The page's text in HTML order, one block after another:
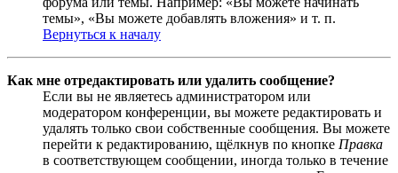
темы», «Вы можете добавлять вложения» и т. п.
Вернуться к началу
Как мне отредактировать или удалить сообщение?
Если вы не являетесь администратором или
модератором конференции, вы можете редактировать и
удалять только свои собственные сообщения. Вы можете
перейти к редактированию, щёлкнув по кнопке Правка
в соответствующем сообщении, иногда только в течение